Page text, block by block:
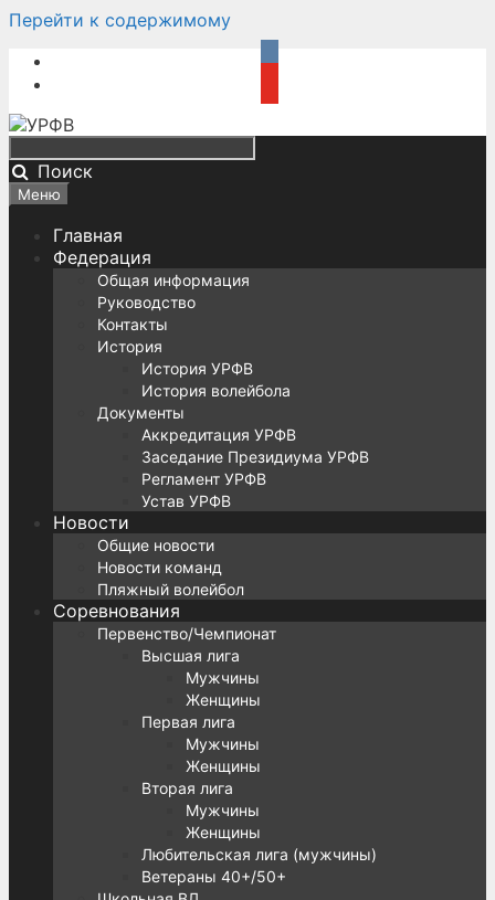
Перейти к содержимому
Поиск
Меню
Главная
Федерация
Общая информация
Руководство
Контакты
История
История УРФВ
История волейбола
Документы
Аккредитация УРФВ
Заседание Президиума УРФВ
Регламент УРФВ
Устав УРФВ
Новости
Общие новости
Новости команд
Пляжный волейбол
Соревнования
Первенство/Чемпионат
Высшая лига
Мужчины
Женщины
Первая лига
Мужчины
Женщины
Вторая лига
Мужчины
Женщины
Любительская лига (мужчины)
Ветераны 40+/50+